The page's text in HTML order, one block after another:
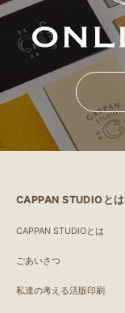
CAPPAN STUDIOとは
CAPPAN STUDIOとは
ごあいさつ
私達の考える活版印刷